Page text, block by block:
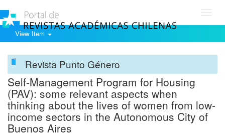
View Item
Revista Punto Género
Self-Management Program for Housing
(PAV): some relevant aspects when
thinking about the lives of women from low-
income sectors in the Autonomous City of
Buenos Aires